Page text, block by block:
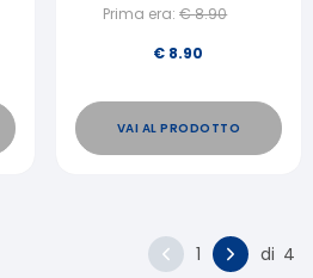
Prima era: €8.90
€ 8.90
VAI AL PRODOTTO
1 di 4